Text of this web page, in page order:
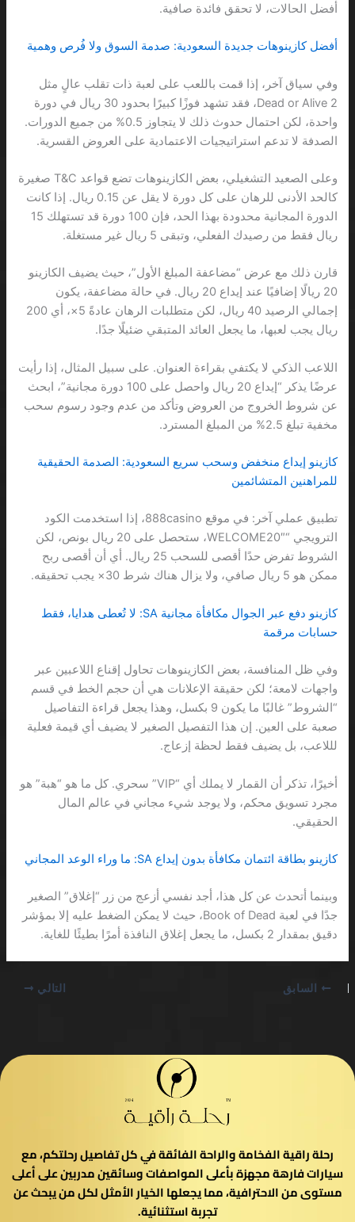
أفضل الحالات، لا تحقق فائدة صافية.
أفضل كازينوهات جديدة السعودية: صدمة السوق ولا فُرص وهمية
وفي سياق آخر، إذا قمت باللعب على لعبة ذات تقلب عالٍ مثل
Dead or Alive 2، فقد تشهد فوزًا كبيرًا بحدود 30 ريال في دورة
واحدة، لكن احتمال حدوث ذلك لا يتجاوز 0.5% من جميع الدورات.
الصدفة لا تدعم استراتيجيات الاعتمادية على العروض القسرية.
وعلى الصعيد التشغيلي، بعض الكازينوهات تضع قواعد T&C صغيرة
كالحد الأدنى للرهان على كل دورة لا يقل عن 0.15 ريال. إذا كانت
الدورة المجانية محدودة بهذا الحد، فإن 100 دورة قد تستهلك 15
ريال فقط من رصيدك الفعلي، وتبقى 5 ريال غير مستغلة.
قارن ذلك مع عرض “مضاعفة المبلغ الأول”، حيث يضيف الكازينو
20 ريالًا إضافيًا عند إيداع 20 ريال. في حالة مضاعفة، يكون
إجمالي الرصيد 40 ريال، لكن متطلبات الرهان عادةً 5×، أي 200
ريال يجب لعبها، ما يجعل العائد المتبقي ضئيلًا جدًا.
اللاعب الذكي لا يكتفي بقراءة العنوان. على سبيل المثال، إذا رأيت
عرضًا يذكر “إيداع 20 ريال واحصل على 100 دورة مجانية”، ابحث
عن شروط الخروج من العروض وتأكد من عدم وجود رسوم سحب
مخفية تبلغ 2.5% من المبلغ المسترد.
كازينو إيداع منخفض وسحب سريع السعودية: الصدمة الحقيقية
للمراهنين المتشائمين
تطبيق عملي آخر: في موقع 888casino، إذا استخدمت الكود
الترويجي “WELCOME20″، ستحصل على 20 ريال بونص، لكن
الشروط تفرض حدًا أقصى للسحب 25 ريال. أي أن أقصى ربح
ممكن هو 5 ريال صافي، ولا يزال هناك شرط 30× يجب تحقيقه.
كازينو دفع عبر الجوال مكافأة مجانية SA: لا تُعطى هدايا، فقط
حسابات مرقمة
وفي ظل المنافسة، بعض الكازينوهات تحاول إقناع اللاعبين عبر
واجهات لامعة؛ لكن حقيقة الإعلانات هي أن حجم الخط في قسم
“الشروط” غالبًا ما يكون 9 بكسل، وهذا يجعل قراءة التفاصيل
صعبة على العين. إن هذا التفصيل الصغير لا يضيف أي قيمة فعلية
لللاعب، بل يضيف فقط لحظة إزعاج.
أخيرًا، تذكر أن القمار لا يملك أي “VIP” سحري. كل ما هو “هبة” هو
مجرد تسويق محكم، ولا يوجد شيء مجاني في عالم المال
الحقيقي.
كازينو بطاقة ائتمان مكافأة بدون إيداع SA: ما وراء الوعد المجاني
وبينما أتحدث عن كل هذا، أجد نفسي أزعج من زر “إغلاق” الصغير
جدًا في لعبة Book of Dead، حيث لا يمكن الضغط عليه إلا بمؤشر
دقيق بمقدار 2 بكسل، ما يجعل إغلاق النافذة أمرًا بطيئًا للغاية.
السابق التالي
رحلة راقية الفخامة والراحة الفائقة في كل تفاصيل رحلتكم، مع
سيارات فارهة مجهزة بأعلى المواصفات وسائقين مدربين على أعلى
مستوى من الاحترافية، مما يجعلها الخيار الأمثل لكل من يبحث عن
تجربة استثنائية.